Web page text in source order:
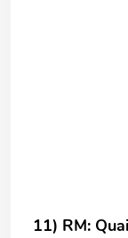
11) RM: